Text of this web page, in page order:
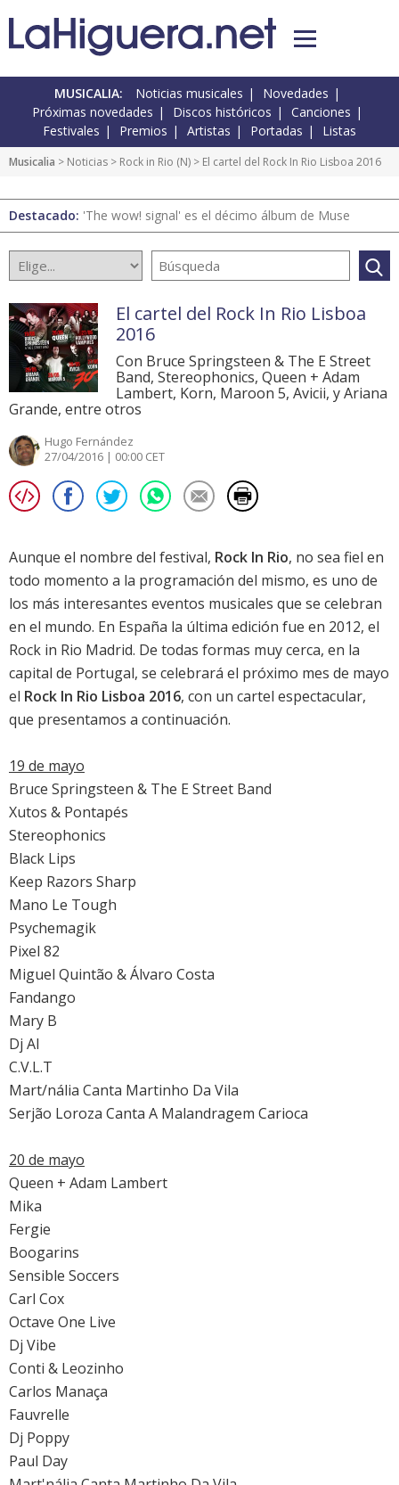
MUSICALIA: Noticias musicales
Novedades
Próximas novedades
Discos históricos
Canciones
Festivales
Premios Artistas Portadas Listas
Musicalia > Noticias > Rock in Rio (N) > El cartel del Rock In Rio Lisboa 2016
Destacado: 'The wow! signal' es el décimo álbum de Muse
El cartel del Rock In Rio Lisboa
2016
Con Bruce Springsteen & The E Street
Band, Stereophonics, Queen + Adam
Lambert, Korn, Maroon 5, Avicii, y Ariana
Grande, entre otros
Hugo Fernández
27/04/2016 | 00:00 CET
Aunque el nombre del festival, Rock In Rio, no sea fiel en
todo momento a la programación del mismo, es uno de
los más interesantes eventos musicales que se celebran
en el mundo. En España la última edición fue en 2012, el
Rock in Rio Madrid. De todas formas muy cerca, en la
capital de Portugal, se celebrará el próximo mes de mayo
el Rock In Rio Lisboa 2016, con un cartel espectacular,
que presentamos a continuación.
19 de mayo
Bruce Springsteen & The E Street Band
Xutos & Pontapés
Stereophonics
Black Lips
Keep Razors Sharp
Mano Le Tough
Psychemagik
Pixel 82
Miguel Quintão & Álvaro Costa
Fandango
Mary B
Dj Al
C.V.L.T
Mart/nália Canta Martinho Da Vila
Serjão Loroza Canta A Malandragem Carioca
20 de mayo
Queen + Adam Lambert
Mika
Fergie
Boogarins
Sensible Soccers
Carl Cox
Octave One Live
Dj Vibe
Conti & Leozinho
Carlos Manaça
Fauvrelle
Dj Poppy
Paul Day